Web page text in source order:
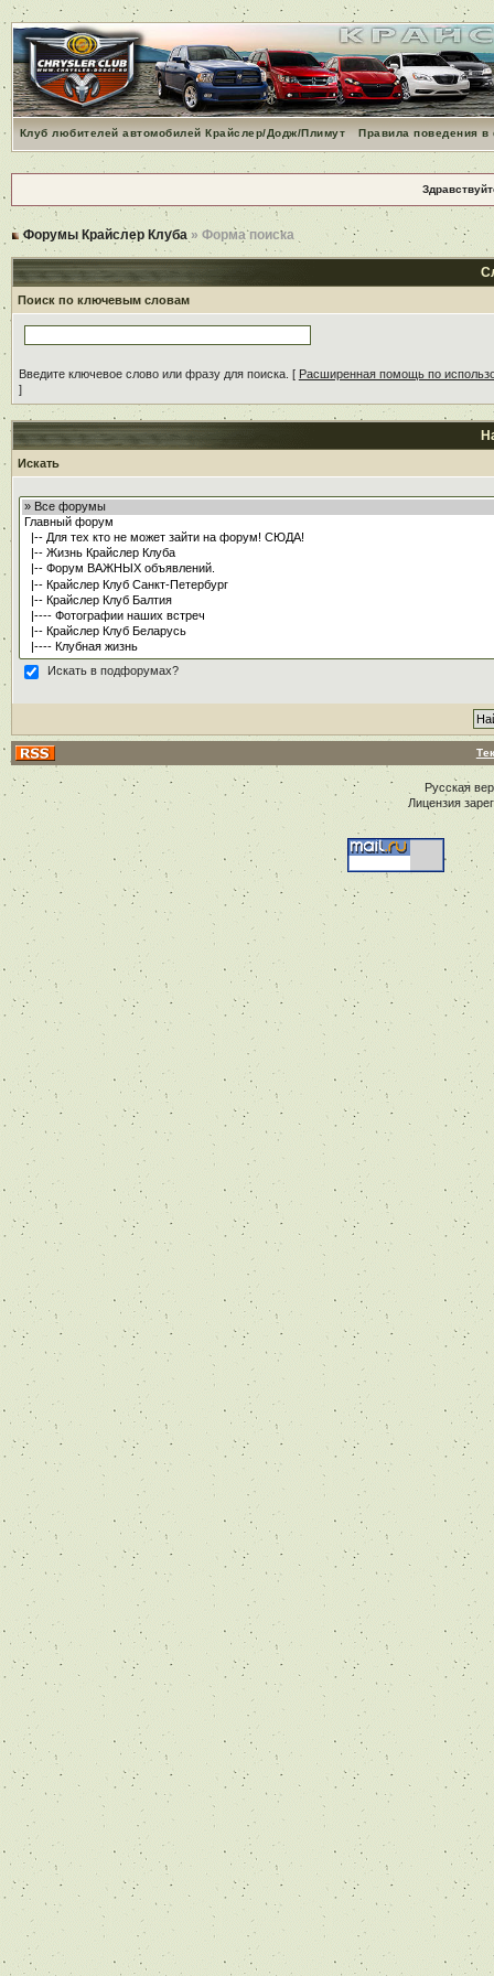
Клуб любителей автомобилей Крайслер/Додж/Плимут Правила поведения
Форумы Крайслер Клуба » Форма поиска
Поиск по ключевым словам
Введите ключевое слово или фразу для поиска. [ Расширенная помощь по
]
Искать
Искать в подфорумах?
Русская
Лицензия